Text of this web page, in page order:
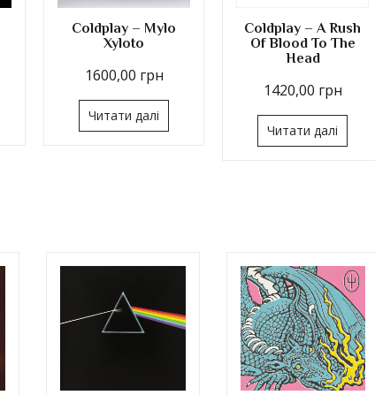
Coldplay – Mylo
Xyloto
1600,00 грн
Читати далі
Coldplay – A Rush
Of Blood To The
Head
1420,00 грн
Читати далі